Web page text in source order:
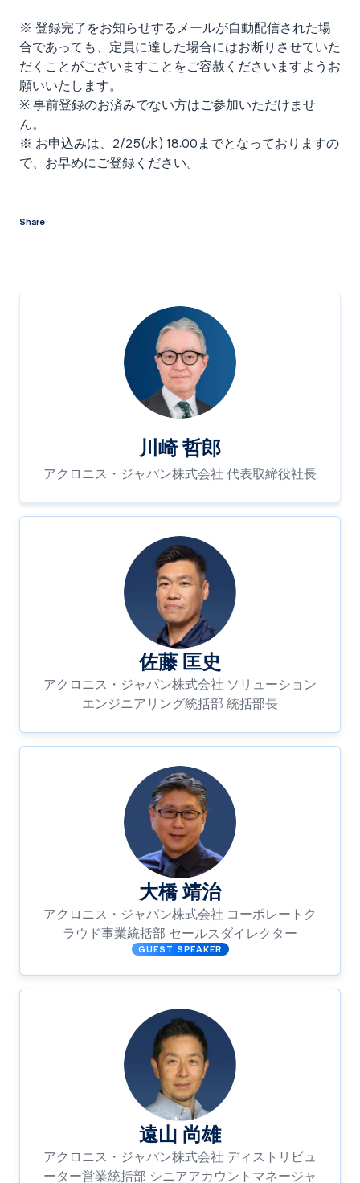
※ 登録完了をお知らせするメールが自動配信された場
合であっても、定員に達した場合にはお断りさせていた
だくことがございますことをご容赦くださいますようお
願いいたします。
※ 事前登録のお済みでない方はご参加いただけませ
ん。
※ お申込みは、2/25(水) 18:00までとなっておりますの
で、お早めにご登録ください。
Share
川崎 哲郎
アクロニス・ジャパン株式会社 代表取締役社長
佐藤 匡史
アクロニス・ジャパン株式会社 ソリューション
エンジニアリング統括部 統括部長
大橋 靖治
アクロニス・ジャパン株式会社 コーポレートク
ラウド事業統括部 セールスダイレクター
GUEST SPEAKER
遠山 尚雄
アクロニス・ジャパン株式会社 ディストリビュ
ーター営業統括部 シニアアカウントマネージャ